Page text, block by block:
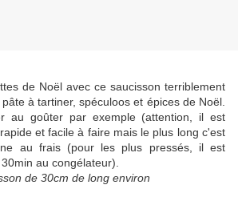
de Noël avec ce saucisson terriblement
à tartiner, spéculoos et épices de Noël.
au goûter par exemple (attention, il est
et facile à faire mais le plus long c'est
au frais (pour les plus pressés, il est
au congélateur).
de 30cm de long environ